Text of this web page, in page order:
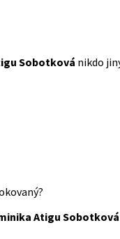
Sobotková nikdo
Atigu Sobotková